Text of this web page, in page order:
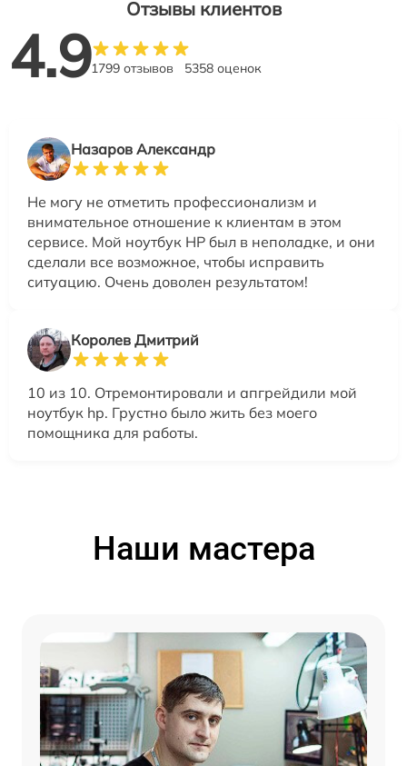
Отзывы клиентов
4.91799 отзывов 5358 оценок
Назаров Александр
Не могу не отметить профессионализм и
внимательное отношение к клиентам в этом
сервисе. Мой ноутбук HP был в неполадке, и они
сделали все возможное, чтобы исправить
ситуацию. Очень доволен результатом!
Королев Дмитрий
10 из 10. Отремонтировали и апгрейдили мой
ноутбук hp. Грустно было жить без моего
помощника для работы.
Наши мастера